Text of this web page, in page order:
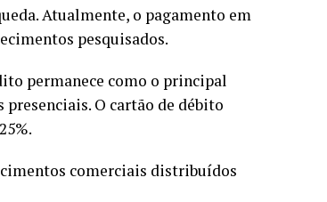
Atualmente, o pagamento em
pesquisados.
permanece como o principal
presenciais. O cartão de débito
comerciais distribuídos